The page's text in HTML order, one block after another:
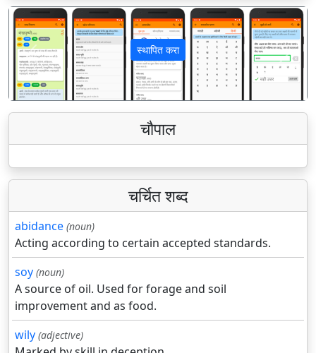
स्थापित करा
पिछला अगला
चौपाल
चर्चित शब्द
abidance (noun)
Acting according to certain accepted standards.
soy (noun)
A source of oil. Used for forage and soil
improvement and as food.
wily (adjective)